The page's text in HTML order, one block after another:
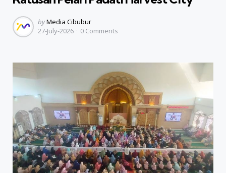
Posted
by
byMedia Cibubur
27-July-2026
0 Comments